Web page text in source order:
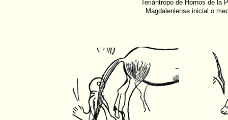
Teriántropo de Hornos de la
Magdaleniense inicial o